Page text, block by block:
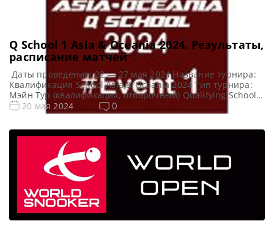
Q School 1 Asia & Oceania 2024. Результаты,
расписание матчей
Даты проведения: 22 — 27 мая 2024 Название турнира:
Квалификация School Asia & Oceania 2024 Тип турнира:
Мэйн Тур (квалификация, отборочный) Qualifying School
Арена: BSAT Academy Место проведения (населенный
пункт, город, страна): Бангкок, Таиланд Победитель
School 2024 Q School 1 Asia & Oceania 2024. Расписание —
20 мая 2024 0